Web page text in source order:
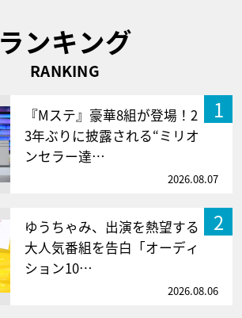
ランキング
RANKING
1
『Mステ』豪華8組が登場！2
3年ぶりに披露される“ミリオ
ンセラー達…
2026.08.07
2
ゆうちゃみ、出演を熱望する
大人気番組を告白「オーディ
ション10…
2026.08.06